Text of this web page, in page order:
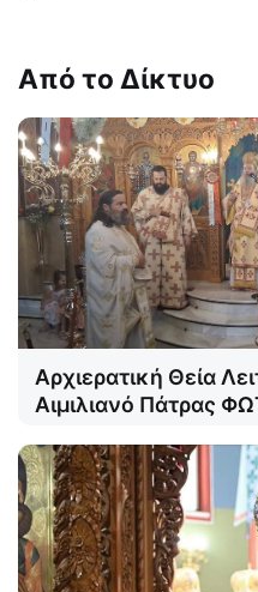
Από το Δίκτυο
Αρχιερατική Θεία
Αιμιλιανό Πάτρας